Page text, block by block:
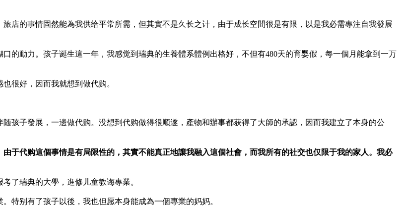
店的事情固然能為我供给平常所需，但其實不是久长之计，由于成长空間很是有限，以是我必需專注自我發展
的動力。孩子诞生這一年，我感觉到瑞典的生養體系體例出格好，不但有480天的育婴假，每一個月能拿到一万
很好，因而我就想到做代购。
孩子發展，一邊做代购。没想到代购做得很顺遂，產物和辦事都获得了大師的承認，因而我建立了本身的公
于代购這個事情是有局限性的，其實不能真正地讓我融入這個社會，而我所有的社交也仅限于我的家人。我必
了瑞典的大學，進修儿童教诲專業。
特别有了孩子以後，我也但愿本身能成為一個專業的妈妈。